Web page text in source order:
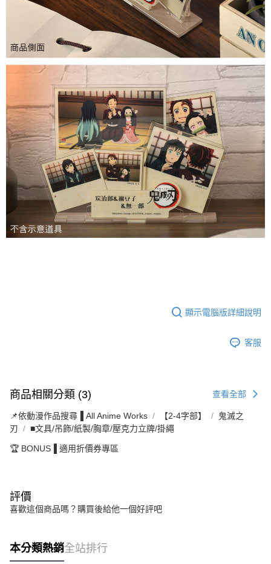
顯示電腦版詳細說明
客服
商品相關分類 (3) 查看全部
📌依動漫作品搜尋▐ All Anime Works 【2-4字部】
鬼滅之
刃
■文具/吊飾/紙製/胸章/壓克力立牌/掛繩
🏆 BONUS▐ 適用折價券專區
評價
喜歡這個商品嗎？購買後給他一個好評吧
本分類熱銷全站排行